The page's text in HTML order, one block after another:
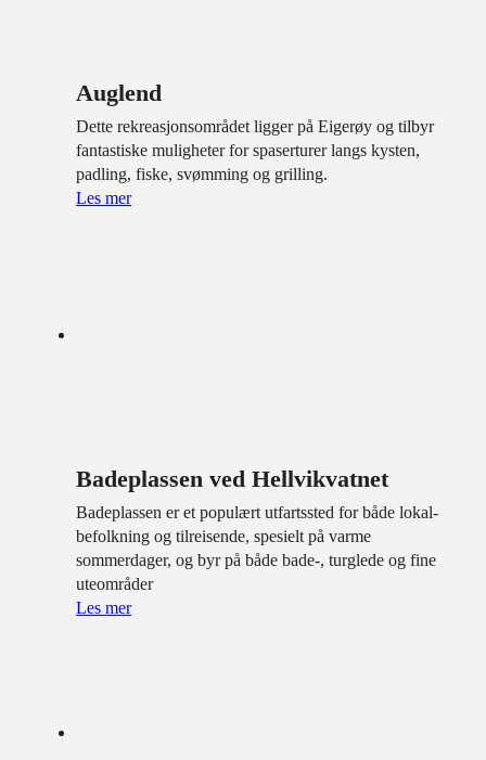
Auglend
Dette rekreasjonsområdet ligger på Eigerøy og tilbyr
fantastiske muligheter for spaserturer langs kysten,
padling, fiske, svømming og grilling.
Les mer
Badeplassen ved Hellvikvatnet
Badeplassen er et populært utfartssted for både lokal­
befolkning og tilreisende, spesielt på varme
sommerdager, og byr på både bade-, turglede og fine
uteområder
Les mer